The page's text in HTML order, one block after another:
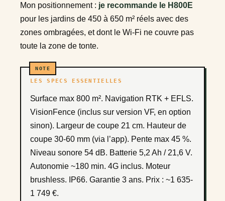
Mon positionnement : je recommande le H800E
pour les jardins de 450 à 650 m² réels avec des
zones ombragées, et dont le Wi-Fi ne couvre pas
toute la zone de tonte.
LES SPECS ESSENTIELLES
Surface max 800 m². Navigation RTK + EFLS.
VisionFence (inclus sur version VF, en option
sinon). Largeur de coupe 21 cm. Hauteur de
coupe 30-60 mm (via l’app). Pente max 45 %.
Niveau sonore 54 dB. Batterie 5,2 Ah / 21,6 V.
Autonomie ~180 min. 4G inclus. Moteur
brushless. IP66. Garantie 3 ans. Prix : ~1 635-
1 749 €.